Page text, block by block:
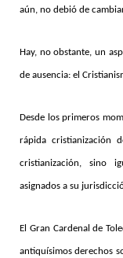
aún, no debió de
Hay, no obstante, un
de ausencia: el
Desde los primeros
rápida cristianización
cristianización, sino
asignados a su
El Gran Cardenal de
antiquísimos derechos